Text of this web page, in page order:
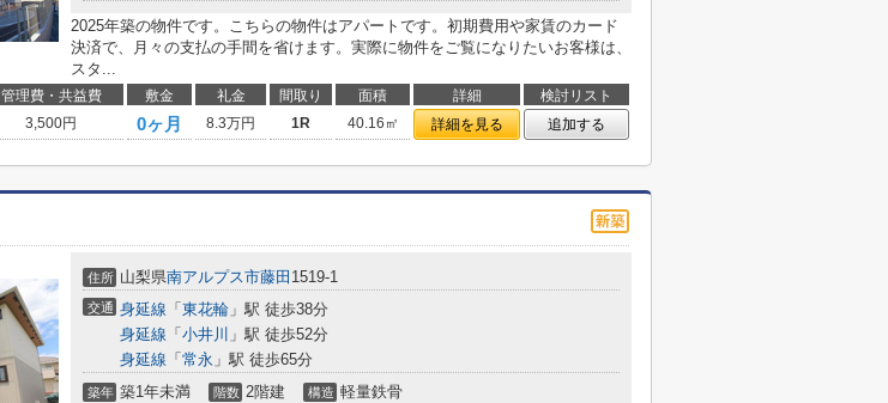
2025年築の物件です。こちらの物件はアパートです。初期費用や家賃のカード
決済で、月々の支払の手間を省けます。実際に物件をご覧になりたいお客様は、
スタ...
管理費・共益費 敷金 礼金 間取り 面積 詳細
検討リスト
3,500円 0ヶ月 8.3万円 1R 40.16㎡ 詳細を見る 追加する
住所 山梨県南アルプス市藤田 1519-1
交通 身延線 「 東花輪 」駅 徒歩38分
身延線 「 小井川 」駅 徒歩52分
身延線 「 常永 」駅 徒歩65分
築年 築1年未満 階数 2階建 構造 軽量鉄骨